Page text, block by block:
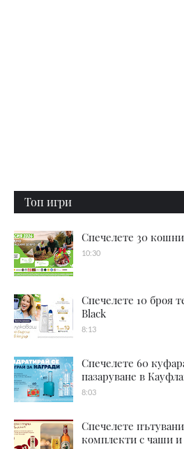
Топ игри
Спечелете 30
10:30
Спечелете 10 броя
Black
8:13
Спечелете 60
пазаруване в
8:03
Спечелете
комплекти с чаши